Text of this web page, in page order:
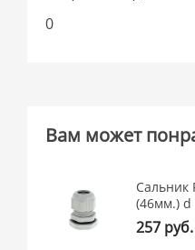
0
Вам может
Сальник
(46мм.) d
257 руб.